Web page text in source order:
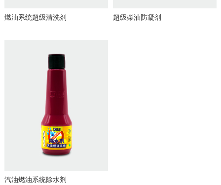
燃油系统超级清洗剂 超级柴油防凝剂
汽油燃油系统除水剂